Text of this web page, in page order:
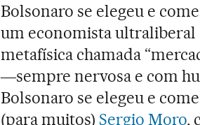
Bolsonaro se elegeu e
um economista ultraliberal
metafísica chamada
―sempre nervosa e com
Bolsonaro se elegeu e
(para muitos) Sergio Moro,